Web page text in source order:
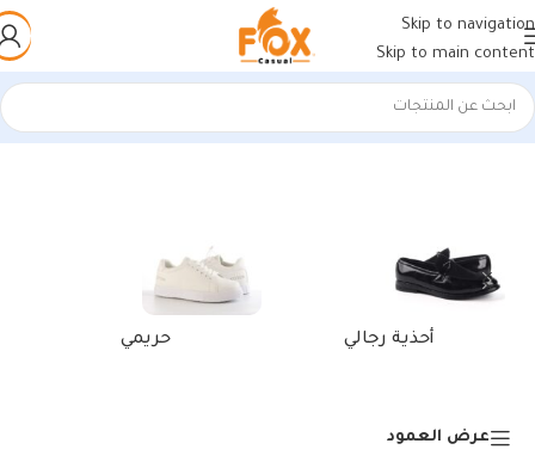
Skip to navigation
Skip to main content
الرئيسية/منتجات تحت الوسم “شباشب بصباع رجالي”
أحذية رجالي حريمي
عرض العمود